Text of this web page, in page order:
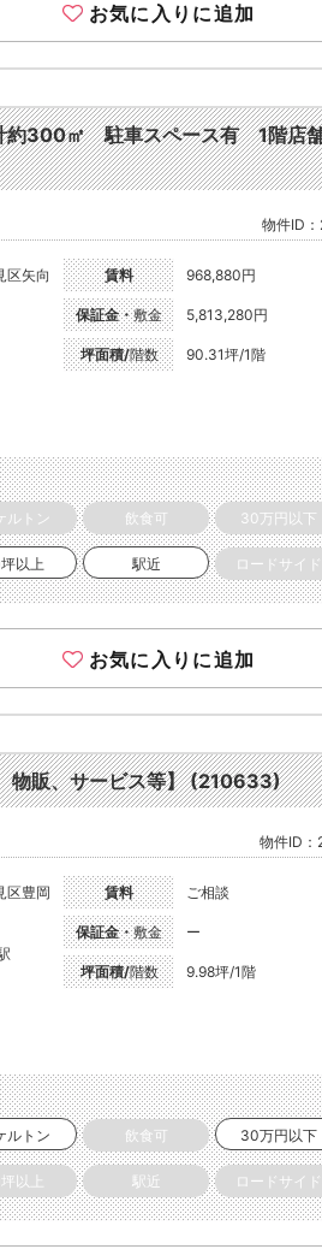
お気に入りに追加
300㎡ 駐車スペース有 1階店
物件ID
区矢向
賃料 968,880円
保証金・敷金 5,813,280円
坪面積/階数 90.31坪/1階
ルトン 飲食可 30万円以下
以上 駅近 ロードサイド
お気に入りに追加
物販、サービス等】 (210633)
物件ID
区豊岡
賃料 ご相談
保証金・敷金 ー
坪面積/階数 9.98坪/1階
ルトン 飲食可 30万円以下
以上 駅近 ロードサイド